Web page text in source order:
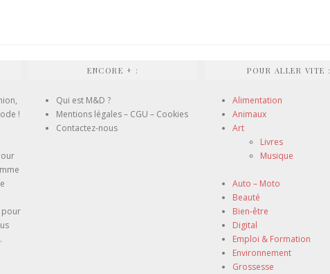
!
pour
.
ENCORE + :
Qui est M&D ?
Mentions légales – CGU – Cookies
Contactez-nous
POUR ALLER VITE :
Alimentation
Animaux
Art
Livres
Musique
Auto – Moto
Beauté
Bien-être
Digital
Emploi & Formation
Environnement
Grossesse